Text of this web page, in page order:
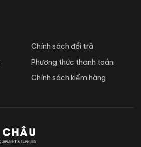
Chính sách đổi trả
Phương thức thanh toán
Chính sách kiểm hàng